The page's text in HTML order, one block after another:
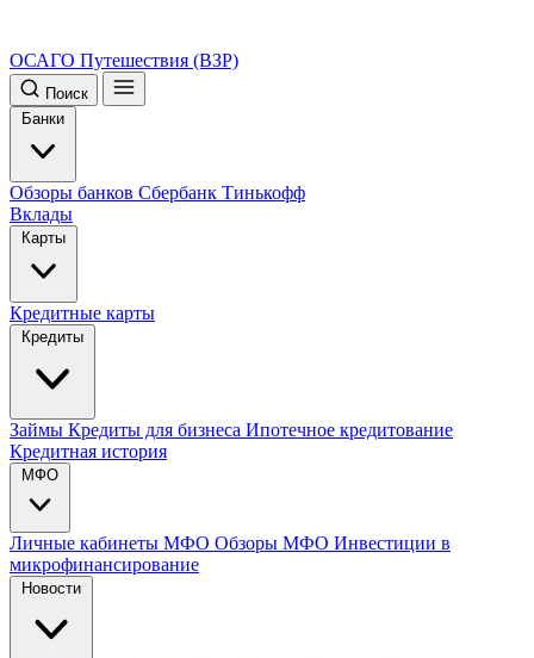
ОСАГО Путешествия (ВЗР)
Поиск
Банки
Обзоры банков Сбербанк Тинькофф
Вклады
Карты
Кредитные карты
Кредиты
Займы Кредиты для бизнеса Ипотечное кредитование
Кредитная история
МФО
Личные кабинеты МФО Обзоры МФО Инвестиции в
микрофинансирование
Новости